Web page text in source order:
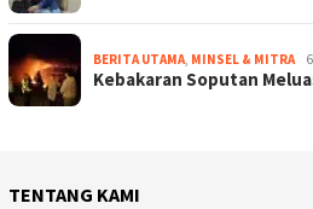
BERITA UTAMA, MINSEL & MITRA
Kebakaran Soputan
TENTANG KAMI